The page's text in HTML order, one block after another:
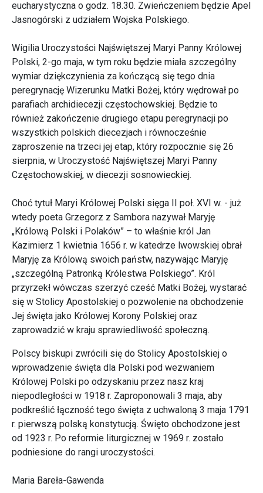
eucharystyczna o godz. 18.30. Zwieńczeniem będzie Apel
Jasnogórski z udziałem Wojska Polskiego.
Wigilia Uroczystości Najświętszej Maryi Panny Królowej
Polski, 2-go maja, w tym roku będzie miała szczególny
wymiar dziękczynienia za kończącą się tego dnia
peregrynację Wizerunku Matki Bożej, który wędrował po
parafiach archidiecezji częstochowskiej. Będzie to
również zakończenie drugiego etapu peregrynacji po
wszystkich polskich diecezjach i równocześnie
zaproszenie na trzeci jej etap, który rozpocznie się 26
sierpnia, w Uroczystość Najświętszej Maryi Panny
Częstochowskiej, w diecezji sosnowieckiej.
Choć tytuł Maryi Królowej Polski sięga II poł. XVI w. - już
wtedy poeta Grzegorz z Sambora nazywał Maryję
„Królową Polski i Polaków” – to właśnie król Jan
Kazimierz 1 kwietnia 1656 r. w katedrze lwowskiej obrał
Maryję za Królową swoich państw, nazywając Maryję
„szczególną Patronką Królestwa Polskiego”. Król
przyrzekł wówczas szerzyć cześć Matki Bożej, wystarać
się w Stolicy Apostolskiej o pozwolenie na obchodzenie
Jej święta jako Królowej Korony Polskiej oraz
zaprowadzić w kraju sprawiedliwość społeczną.
Polscy biskupi zwrócili się do Stolicy Apostolskiej o
wprowadzenie święta dla Polski pod wezwaniem
Królowej Polski po odzyskaniu przez nasz kraj
niepodległości w 1918 r. Zaproponowali 3 maja, aby
podkreślić łączność tego święta z uchwaloną 3 maja 1791
r. pierwszą polską konstytucją. Święto obchodzone jest
od 1923 r. Po reformie liturgicznej w 1969 r. zostało
podniesione do rangi uroczystości.
Maria Bareła-Gawenda